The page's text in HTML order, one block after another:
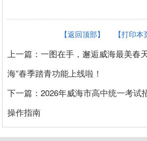
【打印本
【返回顶部】
上一篇：一图在手，邂逅威海最美
海”春季踏青功能上线啦！
下一篇：2026年威海市高中统一考试
操作指南